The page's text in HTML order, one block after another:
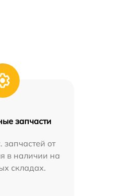
запчасти
запчастей от
в наличии на
складах.